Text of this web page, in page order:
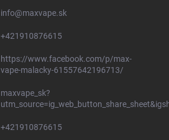
info@maxvape.sk
+421910876615
https://www.facebook.com/p/max-
vape-malacky-61557642196713/
maxvape_sk?
+421910876615